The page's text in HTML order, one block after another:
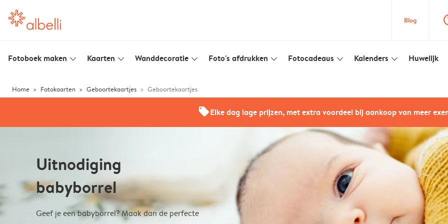
Blog
Fotoboek maken slim_arrow_down Kaarten slim_arrow_down Wanddecoratie slim_arrow_down Foto's afdrukken slim_arrow_down Fotocadeaus slim_arrow_down Kalenders slim_arrow_down Huwelijk
Home Fotokaarten Geboortekaartjes Geboortekaartjes
offersElke dag lage prijzen, met extra voordeel bij aankoop van meer
Uitnodiging
babyborrel
Geef je een babyborrel? Maak dan de perfecte